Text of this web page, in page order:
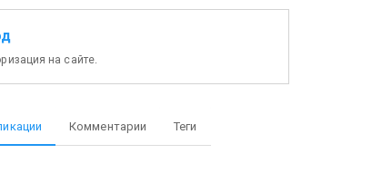
на сайте.
Комментарии Теги